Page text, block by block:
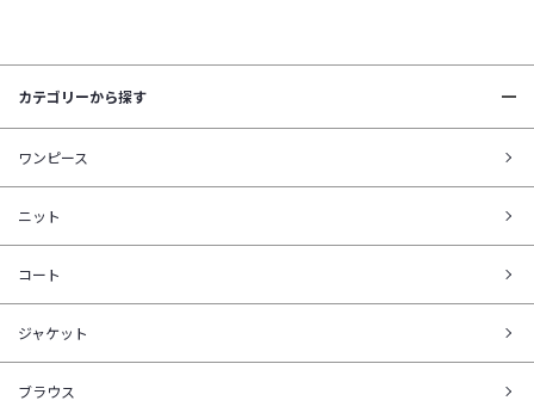
カテゴリーから探す
ワンピース
ニット
コート
ジャケット
ブラウス